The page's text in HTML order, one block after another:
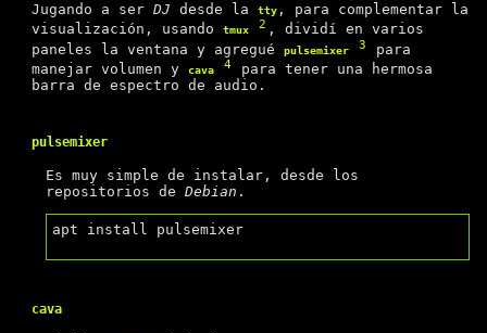
Jugando a ser DJ desde la tty, para complementar la
visualización, usando
tmux 2 , dividí en varios
paneles la ventana y agregué
pulsemixer 3
para
manejar volumen y
cava 4
para tener una hermosa
barra de espectro de audio.
pulsemixer
Es muy simple de instalar, desde los
repositorios de Debian .
apt install pulsemixer
cava